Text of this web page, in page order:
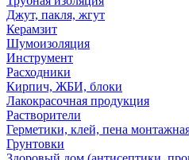
Джут, пакля, жгут
Керамзит
Шумоизоляция
Инструмент
Расходники
Кирпич, ЖБИ, блоки
Лакокрасочная продукция
Растворители
Герметики, клей, пена
Грунтовки